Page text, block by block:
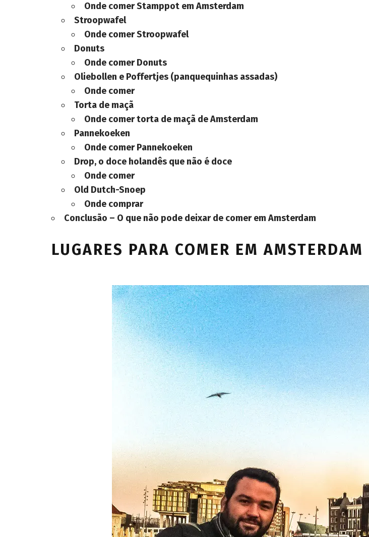
Onde comer Stamppot em Amsterdam
Stroopwafel
Onde comer Stroopwafel
Donuts
Onde comer Donuts
Oliebollen e Poffertjes (panquequinhas assadas)
Onde comer
Torta de maçã
Onde comer torta de maçã deAmsterdam
Pannekoeken
Onde comer Pannekoeken
Drop, o doce holandês que não é doce
Onde comer
Old Dutch-Snoep
Onde comprar
Conclusão – O que não pode deixar de comer em Amsterdam
LUGARES PARA COMER EM AMSTERDAM